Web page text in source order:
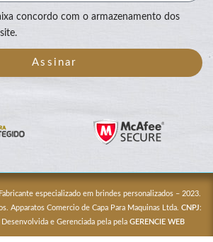
concordo com o armazenamento dos
Assinar
especializado em brindes personalizados – 2023.
Apparatos Comercio de Capa Para Maquinas Ltda. CNPJ:
e Gerenciada pela pela GERENCIE WEB